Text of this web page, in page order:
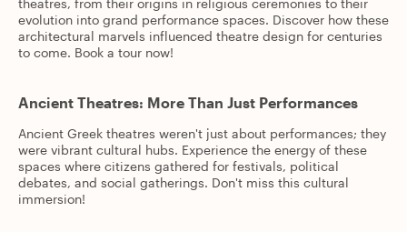
theatres, from their origins in religious ceremonies to their
evolution into grand performance spaces. Discover how these
architectural marvels influenced theatre design for centuries
to come. Book a tour now!
Ancient Theatres: More Than Just Performances
Ancient Greek theatres weren't just about performances; they
were vibrant cultural hubs. Experience the energy of these
spaces where citizens gathered for festivals, political
debates, and social gatherings. Don't miss this cultural
immersion!